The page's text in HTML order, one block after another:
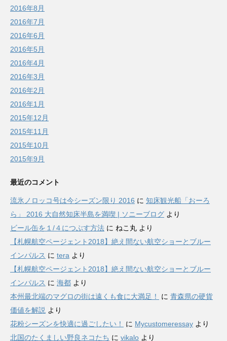
2016年8月
2016年7月
2016年6月
2016年5月
2016年4月
2016年3月
2016年2月
2016年1月
2015年12月
2015年11月
2015年10月
2015年9月
最近のコメント
流氷ノロッコ号は今シーズン限り 2016 に 知床観光船「おーろ
ら」 2016 大自然知床半島を満喫 | ソニーブログ より
ビール缶を１/４につぶす方法 に ねこ丸 より
【札幌航空ページェント2018】絶え間ない航空ショーとブルー
インパルス に tera より
【札幌航空ページェント2018】絶え間ない航空ショーとブルー
インパルス に 海都 より
本州最北端のマグロの街は遠くも食に大満足！
に 青森県の硬貨
価値を解説 より
花粉シーズンを快適に過ごしたい！
に Mycustomeressay より
北国のたくましい野良ネコたち に vikalo より